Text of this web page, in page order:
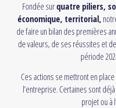
Fondée surquatre piliers,
économique, territorial,
de faire un bilan des premières
de valeurs, de ses réussites et
période
Ces actions se mettront en
l’entreprise. Certaines sont
projet ou à